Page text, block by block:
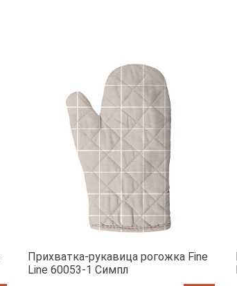
Прихватка-рукавица рогожка Fine
Line 60053-1 Симпл